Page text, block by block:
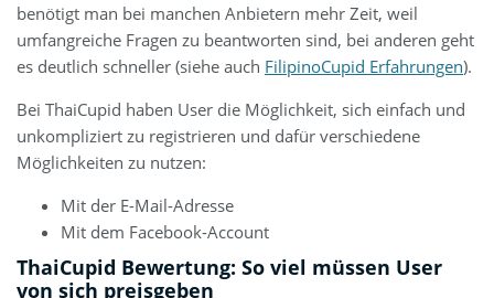
benötigt man bei manchen Anbietern mehr Zeit, weil
umfangreiche Fragen zu beantworten sind, bei anderen geht
es deutlich schneller (siehe auch FilipinoCupid Erfahrungen).
Bei ThaiCupid haben User die Möglichkeit, sich einfach und
unkompliziert zu registrieren und dafür verschiedene
Möglichkeiten zu nutzen:
Mit der E-Mail-Adresse
Mit dem Facebook-Account
ThaiCupid Bewertung: So viel müssen User
von sich preisgeben